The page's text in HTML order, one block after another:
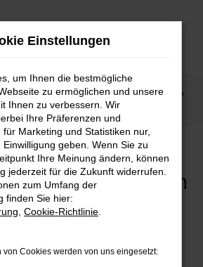
Benz
Mercedes-Benz GLC-Klasse kaufen
GLC-Klasse
Lieferservice nach
GLC-KLASSE –
FÜR BONN
Einstellungen
um Ihnen die bestmögliche
zu ermöglichen und unsere
Ihnen zu verbessern. Wir
Ihre Präferenzen und
Marketing und Statistiken nur,
geben. Wenn Sie zu
Ihre Meinung ändern, können
jederzeit für die Zukunft widerrufen.
zum Umfang der
finden Sie hier:
Cookie-Richtlinie
von Cookies werden von uns eingesetzt: